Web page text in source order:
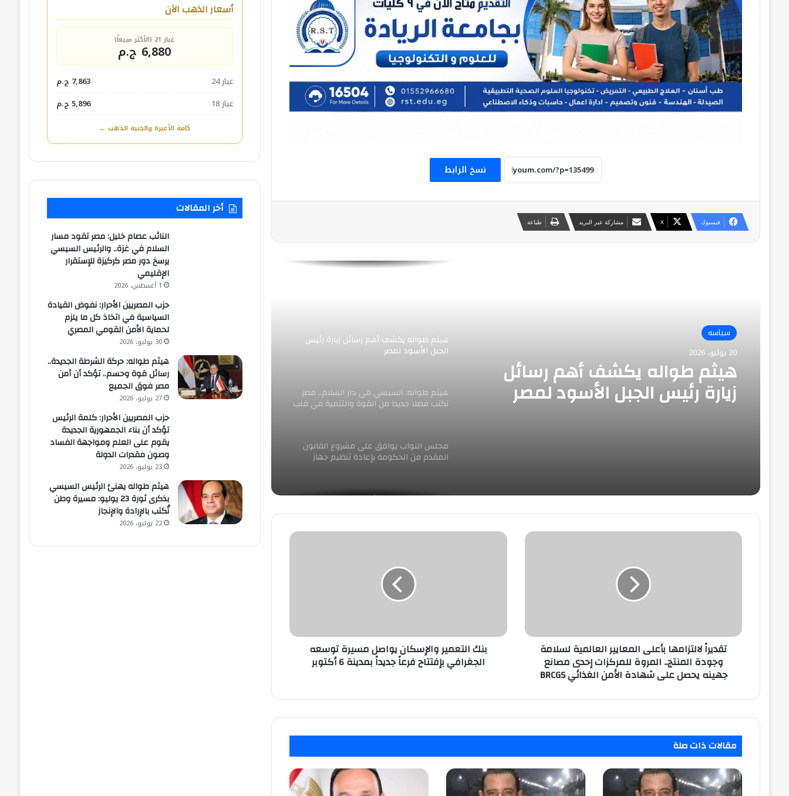
نسخ الرابط
فيسبوك ‫X مشاركة عبر البريد طباعة
سياسه
20 يوليو، 2026
هيثم طواله يكشف أهم رسائل
زيارة رئيس الجبل الأسود لمصر
هيثم طواله يكشف رسائل زيارة محمد بن زايد
إلي مصر
المنتخب لحظة وطنية ستظل خالدة في التاريخ
هيثم طواله: زيادة أجور العاملين بالمؤسسات
الدولة ومهد لإنطلاق الجمهورية الجديدة
هيثم طواله يكشف أهم رسائل زيارة رئيس
الجبل الأسود لمصر
هيثم طواله: السيسي في دار السلام.. مصر
تكتب فصلا جديدا من القوة والتنمية في قلب
مجلس النواب يوافق على مشروع القانون
المقدم من الحكومة بإعادة تنظيم جهاز
هيثم طواله: حماية الأطفال معركة دولة..
الداخلية تحسم المواجهة مع شبكات
هيثم طواله: إستقبال الرئيس السيسي لأبطال
هيثم طواله: كلمات الرئيس السيسي دفعة
قوية لأبطال المنتخب نحو إنجازات أكبر
الصحفية القومية رسالة وفاء لأصحاب الكلمة
هيثم طواله: 3 يوليو يوم أعاد رسم ملامح
الدولة ومهد لإنطلاق الجمهورية الجديدة
تقديراً
المروة
للمركزات
مصانع
جهينه
يحصل
شهادة
الأمن
الغذائي
BRCGS
تقديراً لالتزامها بأعلى المعايير العالمية لسلامة
وجودة المنتج.. المروة للمركزات إحدى مصانع
جهينه يحصل على شهادة الأمن الغذائي BRCGS
بنك
فرعاً
بنك التعمير والإسكان يواصل مسيرة توسعه
الجغرافي بإفتتاح فرعاً جديداً بمدينة 6 أكتوبر
مقالات ذات صلة
أسعار الذهب الآن
عيار 21 (الأكثر مبيعاً)
6,880 ج.م
عيار 24
7,863 ج.م
عيار 18
5,896 ج.م
كافة الأعيرة والجنيه الذهب ←
أخر المقالات
النائب عصام خليل: مصر تقود مسار
السلام في غزة.. والرئيس السيسي
يرسخ دور مصر كركيزة للإستقرار
الإقليمي
1 أغسطس، 2026
حزب المصريين الأحرار: نفوض القيادة
السياسية في اتخاذ كل ما يلزم
لحماية الأمن القومي المصري
30 يوليو، 2026
هيثم طواله: حركة الشرطة الجديدة..
رسائل قوة وحسم.. تؤكد أن أمن
مصر فوق الجميع
27 يوليو، 2026
حزب المصريين الأحرار: كلمة الرئيس
تؤكد أن بناء الجمهورية الجديدة
يقوم على العلم ومواجهة الفساد
وصون مقدرات الدولة
23 يوليو، 2026
هيثم طواله يهنئ الرئيس السيسي
بذكرى ثورة 23 يوليو: مسيرة وطن
تُكتب بالإرادة والإنجاز
22 يوليو، 2026